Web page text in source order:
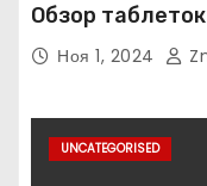
Обзор
Ноя 1, 2024
UNCATEGORISED